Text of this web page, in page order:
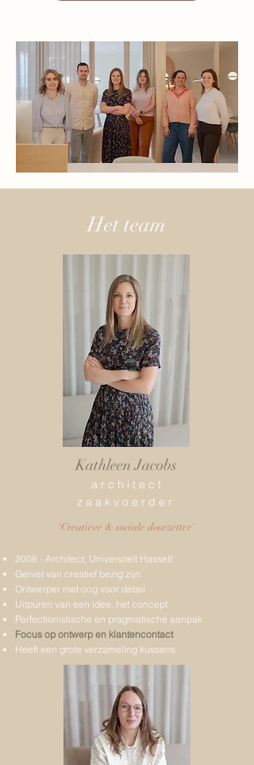
Het team
Kathleen Jacobs
a r c h i t e c t
z a a k v o e r d e r
'Creatieve & sociale doorzetter'
2008 - Architect, Universiteit Hasselt
Geniet van creatief bezig zijn
Ontwerper met oog voor detail
Uitpuren van een idee, het concept
Perfectionistische en pragmatische aanpak
Focus op ontwerp en klantencontact
Heeft een grote verzameling kussens